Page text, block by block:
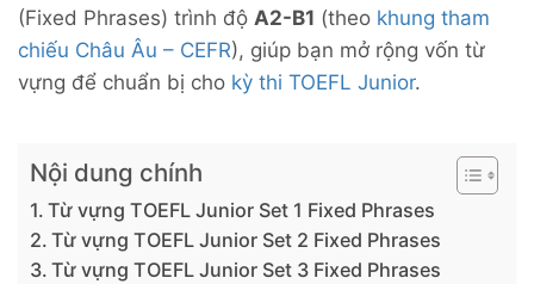
(Fixed Phrases) trình độ A2-B1 (theo khung tham
chiếu Châu Âu – CEFR), giúp bạn mở rộng vốn từ
vựng để chuẩn bị cho kỳ thi TOEFL Junior.
Nội dung chính
Từ vựng TOEFL Junior Set 1 Fixed Phrases
Từ vựng TOEFL Junior Set 2 Fixed Phrases
Từ vựng TOEFL Junior Set 3 Fixed Phrases